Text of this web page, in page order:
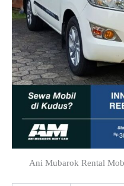
Ani Mubarok Rental